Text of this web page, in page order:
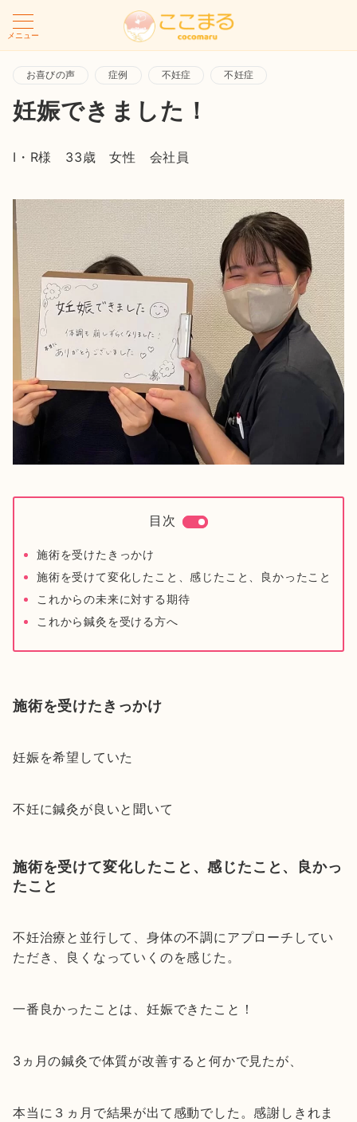
メニュー
お喜びの声 症例 不妊症 不妊症
妊娠できました！
I・R様 33歳 女性 会社員
目次
施術を受けたきっかけ
施術を受けて変化したこと、感じたこと、良かったこと
これからの未来に対する期待
これから鍼灸を受ける方へ
施術を受けたきっかけ
妊娠を希望していた
不妊に鍼灸が良いと聞いて
施術を受けて変化したこと、感じたこと、良かっ
たこと
不妊治療と並行して、身体の不調にアプローチしてい
ただき、良くなっていくのを感じた。
一番良かったことは、妊娠できたこと！
3ヵ月の鍼灸で体質が改善すると何かで見たが、
本当に３ヵ月で結果が出て感動でした。感謝しきれま